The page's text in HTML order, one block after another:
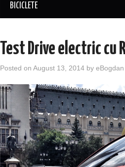
BICICLETE
Test Drive electric cu
Posted on August 13, 2014 by eBogdan